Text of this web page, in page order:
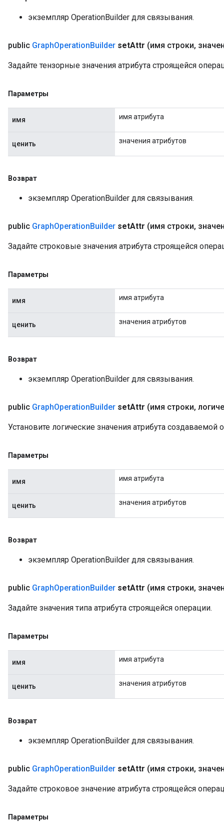
экземпляр OperationBuilder для связывания.
public GraphOperationBuilder setAttr (имя строки,
Задайте тензорные значения атрибута строящейся
Параметры
имя имя атрибута
ценить значения атрибутов
Возврат
экземпляр OperationBuilder для связывания.
public GraphOperationBuilder setAttr (имя строки,
Задайте строковые значения атрибута строящейся
Параметры
имя имя атрибута
ценить значения атрибутов
Возврат
экземпляр OperationBuilder для связывания.
public GraphOperationBuilder setAttr (имя строки,
Установите логические значения атрибута создаваемой
Параметры
имя имя атрибута
ценить значения атрибутов
Возврат
экземпляр OperationBuilder для связывания.
public GraphOperationBuilder setAttr (имя строки,
Задайте значения типа атрибута строящейся операции.
Параметры
имя имя атрибута
ценить значения атрибутов
Возврат
экземпляр OperationBuilder для связывания.
public GraphOperationBuilder setAttr (имя строки,
Задайте строковое значение атрибута строящейся
Параметры